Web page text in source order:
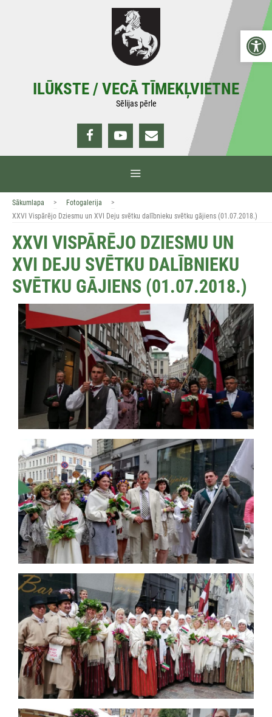
ILŪKSTE / VECĀ TĪMEKĻVIETNE
Sēlijas pērle
Sākumlapa > Fotogalerija
>
XXVI Vispārējo Dziesmu un XVI Deju svētku dalībnieku svētku gājiens (01.07.2018.)
XXVI VISPĀRĒJO DZIESMU UN
XVI DEJU SVĒTKU DALĪBNIEKU
SVĒTKU GĀJIENS (01.07.2018.)